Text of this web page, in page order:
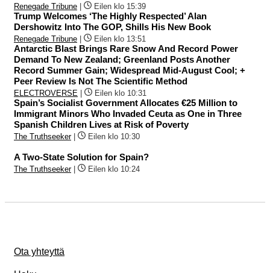
Renegade Tribune Eilen klo 15:39
Trump Welcomes ‘The Highly Respected’ Alan
Dershowitz Into The GOP, Shills His New Book
Renegade Tribune Eilen klo 13:51
Antarctic Blast Brings Rare Snow And Record Power
Demand To New Zealand; Greenland Posts Another
Record Summer Gain; Widespread Mid-August Cool; +
Peer Review Is Not The Scientific Method
ELECTROVERSE Eilen klo 10:31
Spain’s Socialist Government Allocates €25 Million to
Immigrant Minors Who Invaded Ceuta as One in Three
Spanish Children Lives at Risk of Poverty
The Truthseeker| Eilen klo 10:30
A Two-State Solution for Spain?
The Truthseeker| Eilen klo 10:24
Ota yhteyttä